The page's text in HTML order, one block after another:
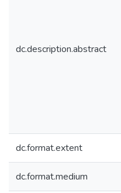
dc.description.abstract
dc.format.extent
dc.format.medium